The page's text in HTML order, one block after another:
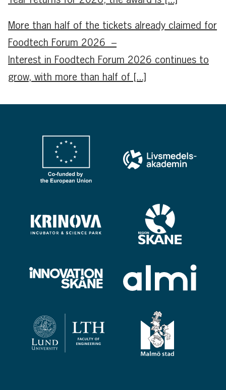
More than half of the tickets already claimed for
Foodtech Forum 2026 –
Interest in Foodtech Forum 2026 continues to
grow, with more than half of [...]